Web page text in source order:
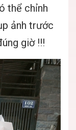
thể chỉnh
ảnh trước
giờ !!!